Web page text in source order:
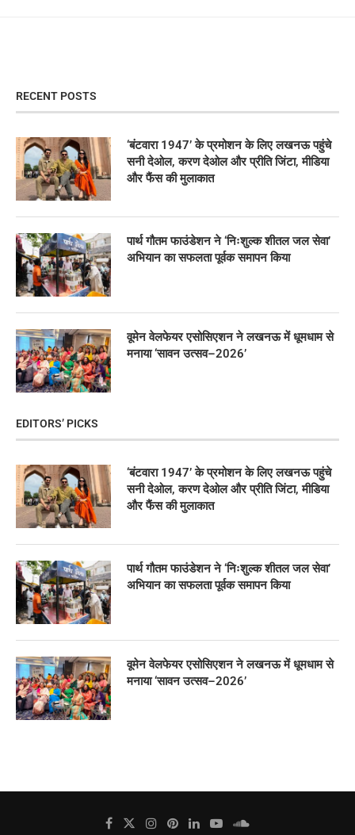
RECENT POSTS
‘बंटवारा 1947’ के प्रमोशन के लिए लखनऊ पहुंचे
सनी देओल, करण देओल और प्रीति जिंटा, मीडिया
और फैंस की मुलाकात
पार्थ गौतम फाउंडेशन ने ‘निःशुल्क शीतल जल सेवा’
अभियान का सफलता पूर्वक समापन किया
वूमेन वेलफेयर एसोसिएशन ने लखनऊ में धूमधाम से
मनाया ‘सावन उत्सव–2026’
EDITORS’ PICKS
‘बंटवारा 1947’ के प्रमोशन के लिए लखनऊ पहुंचे
सनी देओल, करण देओल और प्रीति जिंटा, मीडिया
और फैंस की मुलाकात
पार्थ गौतम फाउंडेशन ने ‘निःशुल्क शीतल जल सेवा’
अभियान का सफलता पूर्वक समापन किया
वूमेन वेलफेयर एसोसिएशन ने लखनऊ में धूमधाम से
मनाया ‘सावन उत्सव–2026’